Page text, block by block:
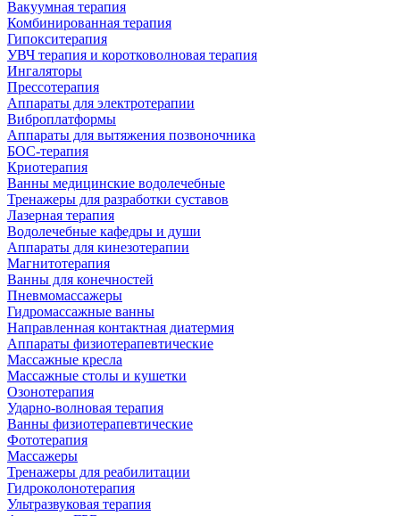
Вакуумная терапия
Комбинированная терапия
Гипокситерапия
УВЧ терапия и коротковолновая терапия
Ингаляторы
Прессотерапия
Аппараты для электротерапии
Виброплатформы
Аппараты для вытяжения позвоночника
БОС-терапия
Криотерапия
Ванны медицинские водолечебные
Тренажеры для разработки суставов
Лазерная терапия
Водолечебные кафедры и души
Аппараты для кинезотерапии
Магнитотерапия
Ванны для конечностей
Пневмомассажеры
Гидромассажные ванны
Направленная контактная диатермия
Аппараты физиотерапевтические
Массажные кресла
Массажные столы и кушетки
Озонотерапия
Ударно-волновая терапия
Ванны физиотерапевтические
Фототерапия
Массажеры
Тренажеры для реабилитации
Гидроколонотерапия
Ультразвуковая терапия